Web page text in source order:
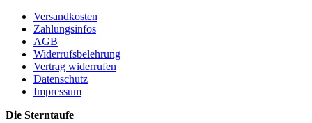
Versandkosten
Zahlungsinfos
AGB
Widerrufsbelehrung
Vertrag widerrufen
Datenschutz
Impressum
Die Sterntaufe